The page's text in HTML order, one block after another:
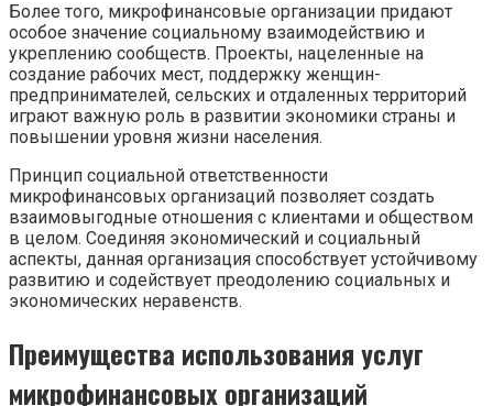
Более того, микрофинансовые организации придают
особое значение социальному взаимодействию и
укреплению сообществ. Проекты, нацеленные на
создание рабочих мест, поддержку женщин-
предпринимателей, сельских и отдаленных территорий
играют важную роль в развитии экономики страны и
повышении уровня жизни населения.
Принцип социальной ответственности
микрофинансовых организаций позволяет создать
взаимовыгодные отношения с клиентами и обществом
в целом. Соединяя экономический и социальный
аспекты, данная организация способствует устойчивому
развитию и содействует преодолению социальных и
экономических неравенств.
Преимущества использования услуг
микрофинансовых организаций